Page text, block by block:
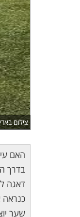
צילום
האם
בדרך
כנראה